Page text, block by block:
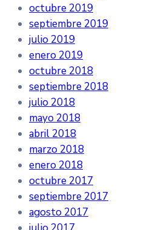
octubre 2019
septiembre 2019
julio 2019
enero 2019
octubre 2018
septiembre 2018
julio 2018
mayo 2018
abril 2018
marzo 2018
enero 2018
octubre 2017
septiembre 2017
agosto 2017